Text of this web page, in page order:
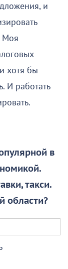
и
Моя
хотя бы
И работать
в
такси.
области?